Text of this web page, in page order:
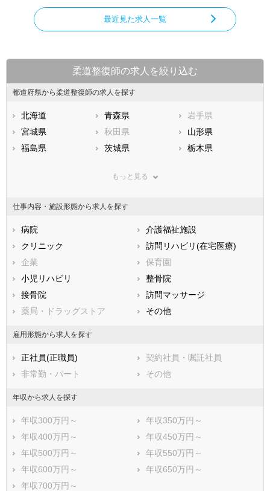
最近見た求人一覧
柔道整復師の求人を絞り込む
都道府県から柔道整復師の求人を探す
北海道 青森県
岩手県
宮城県
秋田県
山形県
福島県
茨城県
栃木県
神奈川県
石川県
福井県
静岡県
三重県
滋賀県
大阪府
兵庫県
鳥取県
広島県
徳島県
香川県
愛媛県
鹿児島県
もっと見る
仕事内容・施設形態から求人を探す
病院
介護福祉施設
クリニック
訪問リハビリ(在宅医療)
企業
保育園
小児リハビリ
整骨院
接骨院
訪問マッサージ
薬局・ドラッグストア
その他
雇用形態から求人を探す
正社員(正職員)
契約社員・嘱託社員
非常勤・パート
その他
年収から求人を探す
年収300万円～
年収350万円～
年収400万円～
年収450万円～
年収500万円～
年収550万円～
年収600万円～
年収650万円～
年収700万円～